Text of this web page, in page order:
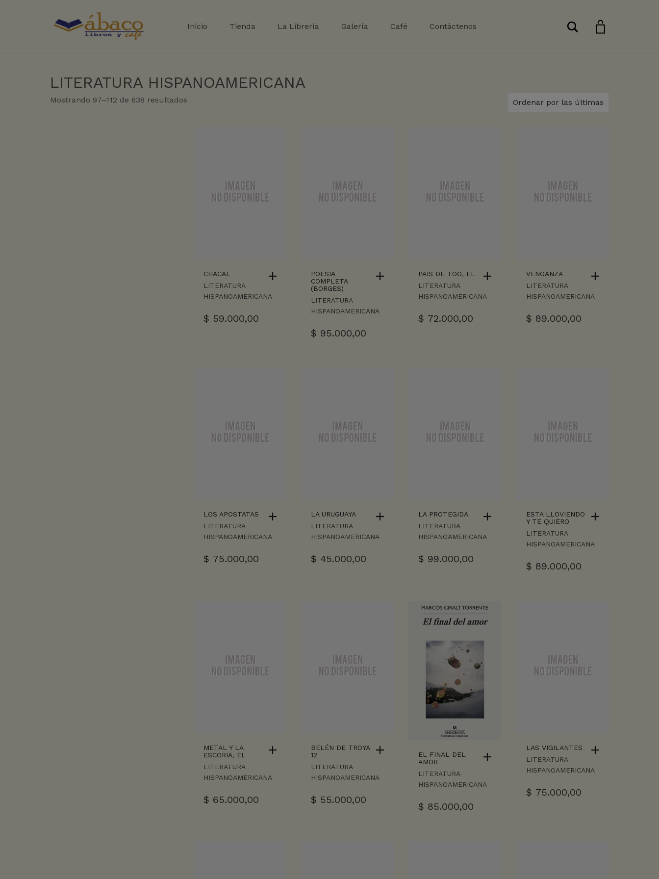
Inicio Tienda La Librería Galería Café Contáctenos Buscar
LITERATURA HISPANOAMERICANA
Mostrando 97–112 de 638 resultados Ordenar por las últimas
CHACAL
LITERATURA
HISPANOAMERICANA
$ 59.000,00
POESIA
COMPLETA
(BORGES)
LITERATURA
HISPANOAMERICANA
$ 95.000,00
PAIS DE TOO, EL
LITERATURA
HISPANOAMERICANA
$ 72.000,00
VENGANZA
LITERATURA
HISPANOAMERICANA
$ 89.000,00
LOS APOSTATAS
LITERATURA
HISPANOAMERICANA
$ 75.000,00
LA URUGUAYA
LITERATURA
HISPANOAMERICANA
$ 45.000,00
LA PROTEGIDA
LITERATURA
HISPANOAMERICANA
$ 99.000,00
ESTA LLOVIENDO
Y TE QUIERO
LITERATURA
HISPANOAMERICANA
$ 89.000,00
METAL Y LA
ESCORIA, EL
LITERATURA
HISPANOAMERICANA
$ 65.000,00
BELÉN DE TROYA
12
LITERATURA
HISPANOAMERICANA
$ 55.000,00
EL FINAL DEL
AMOR
LITERATURA
HISPANOAMERICANA
$ 85.000,00
LAS VIGILANTES
LITERATURA
HISPANOAMERICANA
$ 75.000,00